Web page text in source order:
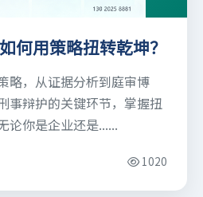
何用策略扭转乾坤？
略，从证据分析到庭审博
事辩护的关键环节，掌握扭
论你是企业还是......
1020